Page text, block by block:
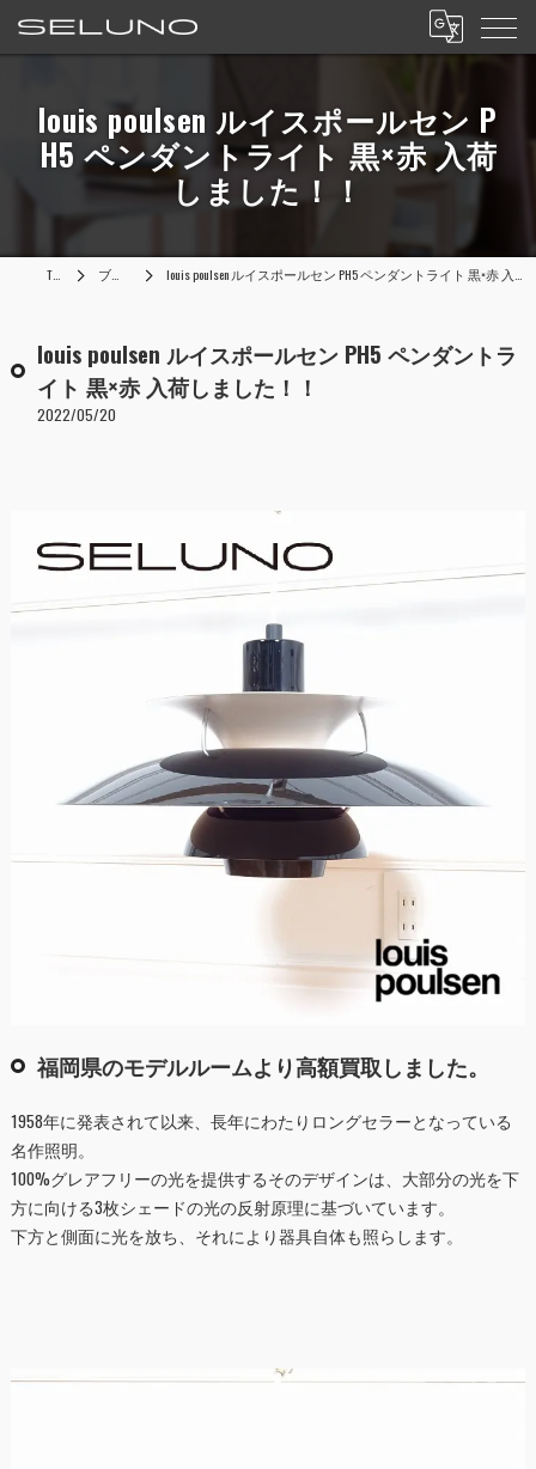
louis poulsen ルイスポールセン P
H5 ペンダントライト 黒×赤 入荷
しました！！
TOP ブログ louis poulsen ルイスポールセン PH5 ペンダントライト 黒×赤 入荷しました！！
louis poulsen ルイスポールセン PH5 ペンダントラ
イト 黒×赤 入荷しました！！
2022/05/20
福岡県のモデルルームより高額買取しました。
1958年に発表されて以来、長年にわたりロングセラーとなっている
名作照明。
100%グレアフリーの光を提供するそのデザインは、大部分の光を下
方に向ける3枚シェードの光の反射原理に基づいています。
下方と側面に光を放ち、それにより器具自体も照らします。